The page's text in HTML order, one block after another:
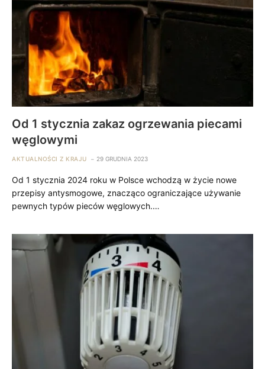
Od 1 stycznia zakaz ogrzewania piecami
węglowymi
AKTUALNOŚCI Z KRAJU 29 GRUDNIA 2023
Od 1 stycznia 2024 roku w Polsce wchodzą w życie nowe
przepisy antysmogowe, znacząco ograniczające używanie
pewnych typów pieców węglowych.…